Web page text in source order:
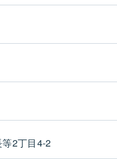
2丁目4-2